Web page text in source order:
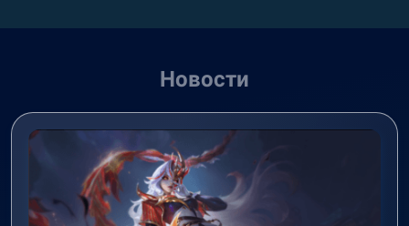
Новости